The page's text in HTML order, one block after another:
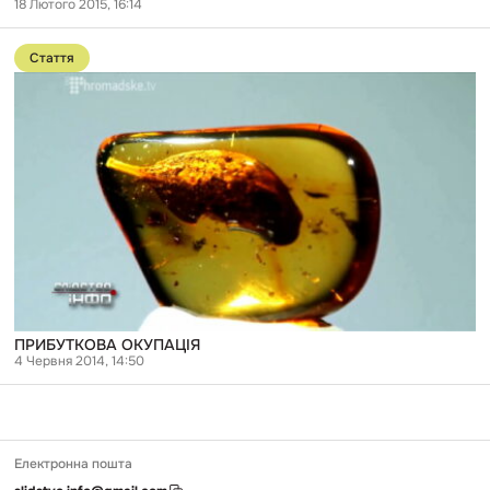
18 Лютого 2015, 16:14
Перейти
до
публікації
ПРИБУТКОВА
Стаття
ПРИБУТКОВА ОКУПАЦІЯ
4 Червня 2014, 14:50
Електронна пошта